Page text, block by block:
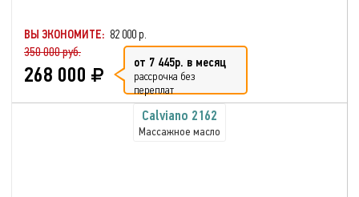
ВЫ ЭКОНОМИТЕ: 82 000 р.
350 000 руб.
268 000 от 7 445р. в месяц
рассрочка без
переплат
Calviano 2162
Массажное масло